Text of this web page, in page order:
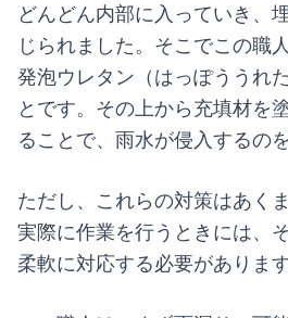
どんどん内部に入っていき、
じられました。そこでこの職
発泡ウレタン（はっぽううれ
とです。その上から充填材を
ることで、雨水が侵入するの
ただし、これらの対策はあく
実際に作業を行うときには、
柔軟に対応する必要があります